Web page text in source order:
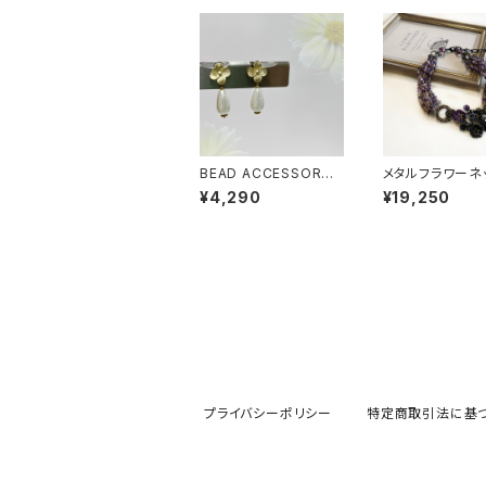
BEAD ACCESSORY
(ピアス)｜ako-0053
¥4,290
メタルフラワーネ
ス｜ako-0017
¥19,250
プライバシーポリシー 特定商取引法に基